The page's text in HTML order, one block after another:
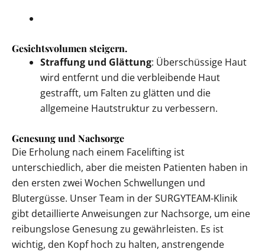
Gesichtsvolumen steigern.
Straffung und Glättung: Überschüssige Haut
wird entfernt und die verbleibende Haut
gestrafft, um Falten zu glätten und die
allgemeine Hautstruktur zu verbessern.
Genesung und Nachsorge
Die Erholung nach einem Facelifting ist
unterschiedlich, aber die meisten Patienten haben in
den ersten zwei Wochen Schwellungen und
Blutergüsse. Unser Team in der SURGYTEAM-Klinik
gibt detaillierte Anweisungen zur Nachsorge, um eine
reibungslose Genesung zu gewährleisten. Es ist
wichtig, den Kopf hoch zu halten, anstrengende